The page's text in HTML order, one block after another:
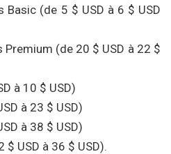
Basic (de 5 $ USD à 6 $ USD
(de 20 $ USD à 22 $
à 10 $ USD)
à 23 $ USD)
à 38 $ USD)
USD à 36 $ USD).